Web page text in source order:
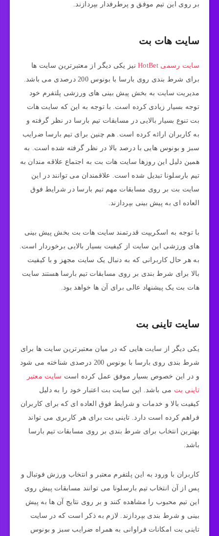
بر روی این تیم موفق و پرطرفدار بپردازند.
سایت هات بت
سایت رسمی HotBet
نیز یکی دیگر از معتبرترین سایت‌ ها
برای شرط بندی روی بارسا با بونوس 200 درصدی می‌ باشد.
مدیریت سایت به بخش پیش‌ بینی‌ های ورزشی پلتفرم خود
توجه بسیار زیادی کرده است. با توجه به این که سایت هات
بت تنوع بسیار بالایی در مسابقات تیم بارسا در نظر گرفته و
به کاربران ارائه کرده است. هم چنین برای تیم بارسا ضرایب
سبز و بونوس هایی با درصد بالا در نظر گرفته شده است. به
همین دلیل این روزها سایت هات بت به اجتماع علاقه مندان به
تیم بارسلونا تبدیل شده است. علاقمندان می توانند در این
سایت بت بر روی مسابقات مهم تیم بارسا در شرایط فوق
العاده ای به پیش بینی بپردازند.
با توجه به اسکریپت قدرتمند سایت هات بت بخش پیش‌ بینی‌
های ورزشی این سایت از کیفیت بسیار بالایی برخوردار است.
به هر حال کاربرانی که به دنبال یک سایت مجهز و با کیفیت
بالا برای شرط بندی بر روی مسابقات تیم بارسا هستند سایت
هات بت یک پیشنهاد عالی برای آن ها خواهد بود.
سایت تاینی بت
یکی دیگر از سایت هایی که در میان معتبرترین سایت‌ ها برای
شرط بندی روی بارسا با بونوس 200 درصدی شناخته می شود
و در این خصوص بسیار موفق عمل کرده است سایت معتبر
تاینی بت می باشد. این سایت بت اعتبار خود را به دلیل
کیفیت بالا و خدمات و شرایط فوق العاده ای که برای کاربران
فراهم کرده است دارد. تاینی بت برای هر کاربری می تواند
بهترین انتخاب برای شرط بندی بر روی مسابقات تیم بارسا
باشد.
کاربران با ورود به این پلتفرم معتبر و انتخاب ورزش فوتبال و
پس از آن انتخاب تیم بارسلونا می توانند مسابقات پیش روی
این تیم محبوب را مشاهده کنند و بر روی نتایج آن ها به پیش
بینی و شرط بندی بپردازند. لازم به ذکر است که در سایت
تاینی بت امکانات فراوانی به همراه ضرایب سبز و بونوس